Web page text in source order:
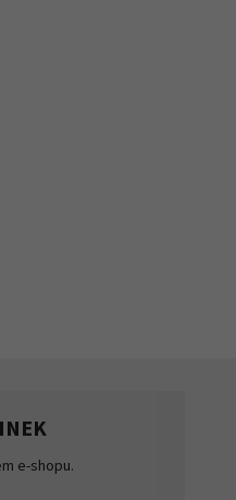
e-shopu.